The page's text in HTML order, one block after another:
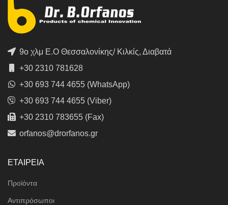
9ο χλμ Ε.Ο Θεσσαλονίκης/ Κιλκίς, Διαβατά
+30 2310 781628
+30 693 744 4655 (WhatsApp)
+30 693 744 4655 (Viber)
+30 2310 783655 (Fax)
orfanos@drorfanos.gr
ΕΤΑΙΡΕΙΑ
Προϊόντα
Αντιπρόσωποι